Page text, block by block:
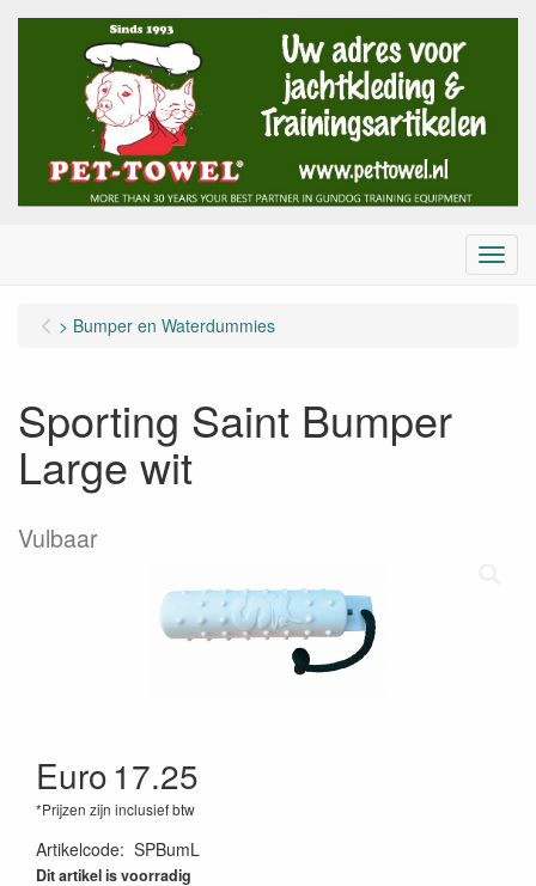
Menu
> Bumper en Waterdummies
Sporting Saint Bumper
Large wit
Vulbaar
Euro17.25
*Prijzen zijn inclusief btw
Artikelcode: SPBumL
Dit artikel is voorradig